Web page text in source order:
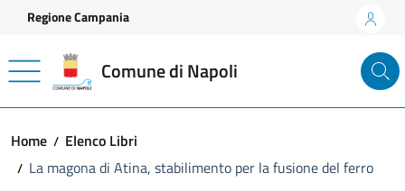
Vai ai contenuti
Vai al footer
Regione Campania
Comune di Napoli
Home
Elenco Libri
La magona di Atina, stabilimento per la fusione del ferro